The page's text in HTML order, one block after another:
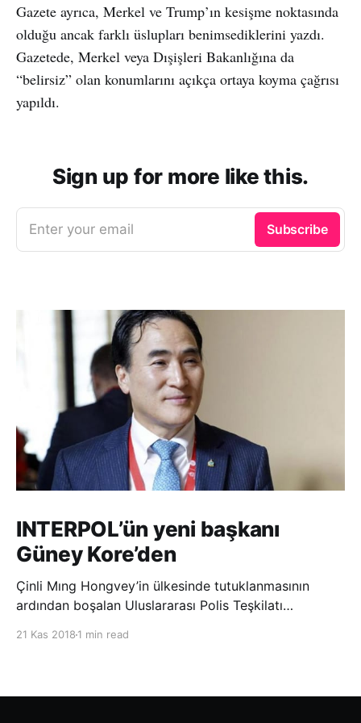
Gazete ayrıca, Merkel ve Trump’ın kesişme noktasında
olduğu ancak farklı üslupları benimsediklerini yazdı.
Gazetede, Merkel veya Dışişleri Bakanlığına da
“belirsiz” olan konumlarını açıkça ortaya koyma çağrısı
yapıldı.
Sign up for more like this.
Enter your email Subscribe
INTERPOL’ün yeni başkanı
Güney Kore’den
Çinli Mıng Hongvey’in ülkesinde tutuklanmasının
ardından boşalan Uluslararası Polis Teşkilatı
21 Kas 2018 1 min read